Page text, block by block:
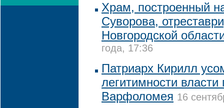
Храм, построенный
Суворова,
Новгородской
года, 17:36
Патриарх Кирилл
легитимности власти
Варфоломея 16